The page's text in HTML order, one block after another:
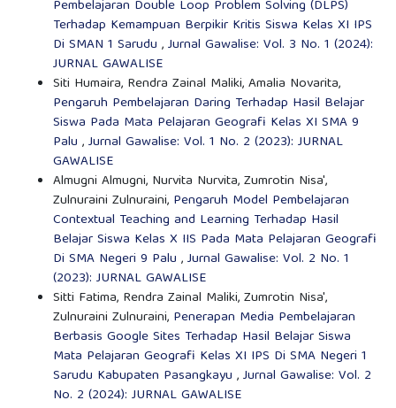
Pembelajaran Double Loop Problem Solving (DLPS)
Terhadap Kemampuan Berpikir Kritis Siswa Kelas XI IPS
Di SMAN 1 Sarudu ,Jurnal Gawalise: Vol. 3 No. 1 (2024):
JURNAL GAWALISE
Siti Humaira, Rendra Zainal Maliki, Amalia Novarita,
Pengaruh Pembelajaran Daring Terhadap Hasil Belajar
Siswa Pada Mata Pelajaran Geografi Kelas XI SMA 9
Palu ,Jurnal Gawalise: Vol. 1 No. 2 (2023): JURNAL
GAWALISE
Almugni Almugni, Nurvita Nurvita, Zumrotin Nisa',
Zulnuraini Zulnuraini, Pengaruh Model Pembelajaran
Contextual Teaching and Learning Terhadap Hasil
Belajar Siswa Kelas X IIS Pada Mata Pelajaran Geografi
Di SMA Negeri 9 Palu ,Jurnal Gawalise: Vol. 2 No. 1
(2023): JURNAL GAWALISE
Sitti Fatima, Rendra Zainal Maliki, Zumrotin Nisa',
Zulnuraini Zulnuraini, Penerapan Media Pembelajaran
Berbasis Google Sites Terhadap Hasil Belajar Siswa
Mata Pelajaran Geografi Kelas XI IPS Di SMA Negeri 1
Sarudu Kabupaten Pasangkayu ,Jurnal Gawalise: Vol. 2
No. 2 (2024): JURNAL GAWALISE